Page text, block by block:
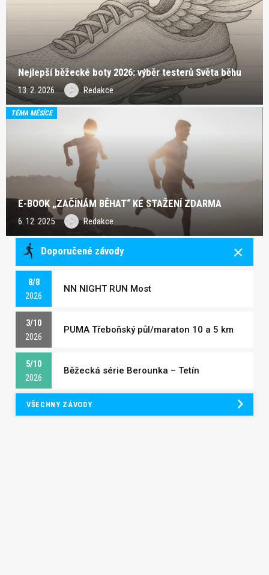
Nejlepší běžecké boty 2026: výběr testerů Světa běhu
13. 2. 2026 Redakce
TÉMA MĚSÍCE
E-BOOK „ZAČÍNÁM BĚHAT“ KE STAŽENÍ ZDARMA
6. 12. 2025 Redakce
Doporučené závody
8/8
2026
NN NIGHT RUN Most
3/10
2026
PUMA Třeboňský půl/maraton 10 a 5 km
5/10
2026
Běžecká série Berounka – Tetín
VŠECHNY ZÁVODY